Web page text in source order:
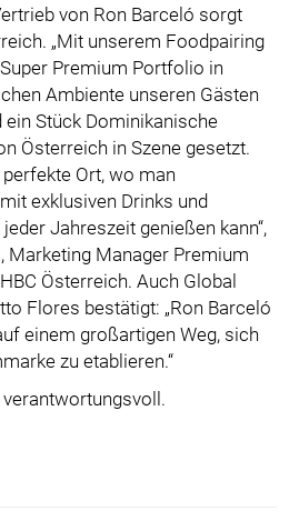
von Ron Barceló sorgt
„Mit unserem Foodpairing
Premium Portfolio in
Ambiente unseren Gästen
Stück Dominikanische
Österreich in Szene gesetzt.
Ort, wo man
exklusiven Drinks und
Jahreszeit genießen kann“,
Marketing Manager Premium
Österreich. Auch Global
Flores bestätigt: „Ron Barceló
einem großartigen Weg, sich
zu etablieren.“